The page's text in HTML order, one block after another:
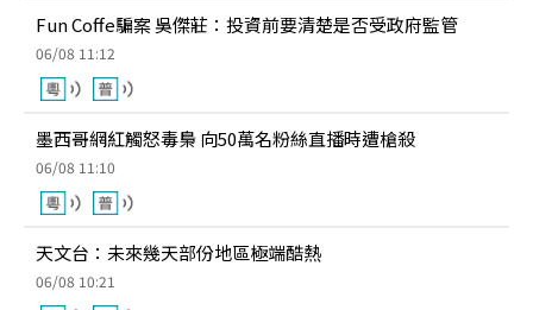
Fun Coffe騙案 吳傑莊：投資前要清楚是否受政府監管
06/08 11:12
墨西哥網紅觸怒毒梟 向50萬名粉絲直播時遭槍殺
06/08 11:10
天文台：未來幾天部份地區極端酷熱
06/08 10:21